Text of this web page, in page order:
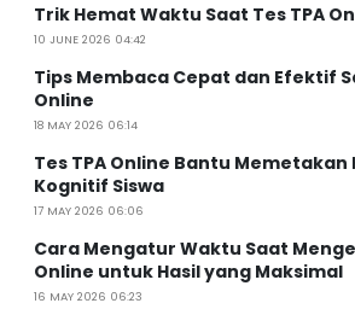
Trik Hemat Waktu Saat Tes TPA
10 JUNE 2026 04:42
Tips Membaca Cepat dan Efektif
Online
18 MAY 2026 06:14
Tes TPA Online Bantu
Kognitif Siswa
17 MAY 2026 06:06
Cara Mengatur Waktu Saat
Online untuk Hasil yang Maksimal
16 MAY 2026 06:23